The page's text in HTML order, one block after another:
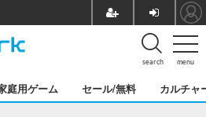
menu
search
庭用ゲーム セール/無料 カルチャ